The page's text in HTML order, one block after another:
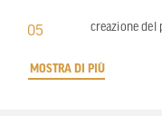
05 creazione del
MOSTRA DI PIÙ